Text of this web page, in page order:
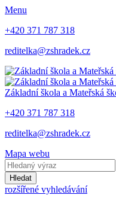
Menu
+420 371 787 318
reditelka@zshradek.cz
Základní škola a Mateřská
+420 371 787 318
reditelka@zshradek.cz
Mapa webu
Hledat
rozšířené vyhledávání